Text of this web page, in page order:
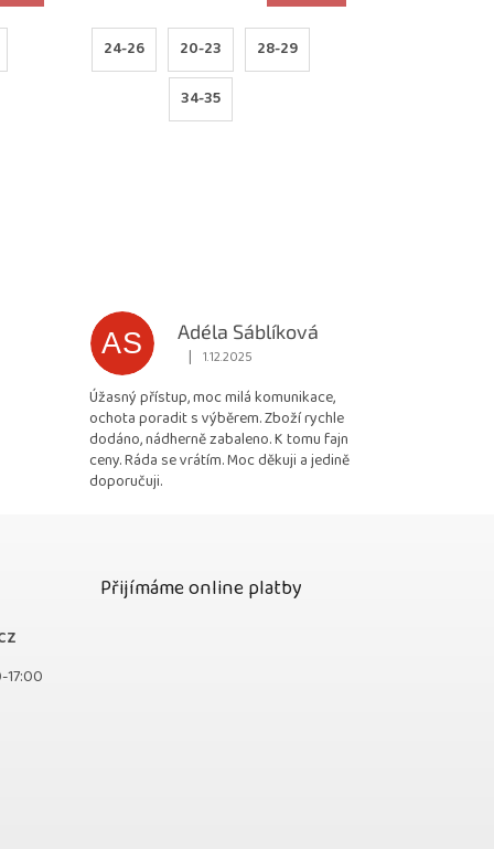
24-26 20-23 28-29
34-35
5 z 5 hvězdiček.
AS
Adéla Sáblíková
Hodnocení obchodu je 5 z 5 hvězdiček.
| 1.12.2025
Úžasný přístup, moc milá komunikace,
ochota poradit s výběrem. Zboží rychle
dodáno, nádherně zabaleno. K tomu fajn
ceny. Ráda se vrátím. Moc děkuji a jedině
doporučuji.
17:00
Přijímáme online platby